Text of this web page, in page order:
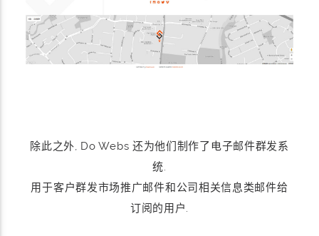
除此之外, Do Webs 还为他们制作了电子邮件群发系
统.
用于客户群发市场推广邮件和公司相关信息类邮件给
订阅的用户.